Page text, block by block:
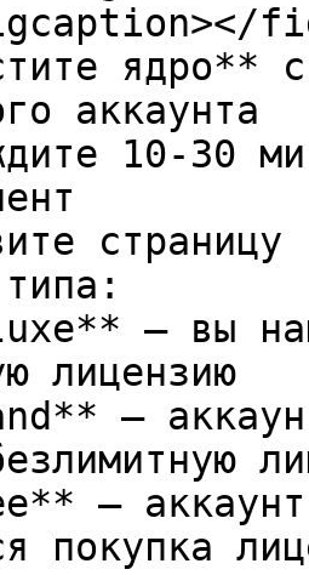
ядро**
аккаунта
10-30
страницу
лицензию
покупка